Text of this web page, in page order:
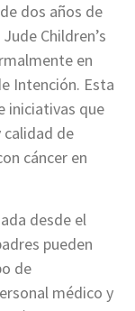
dos años de
Children’s
en
Intención. Esta
iniciativas que
de
cáncer en
desde el
pueden
de
médico y